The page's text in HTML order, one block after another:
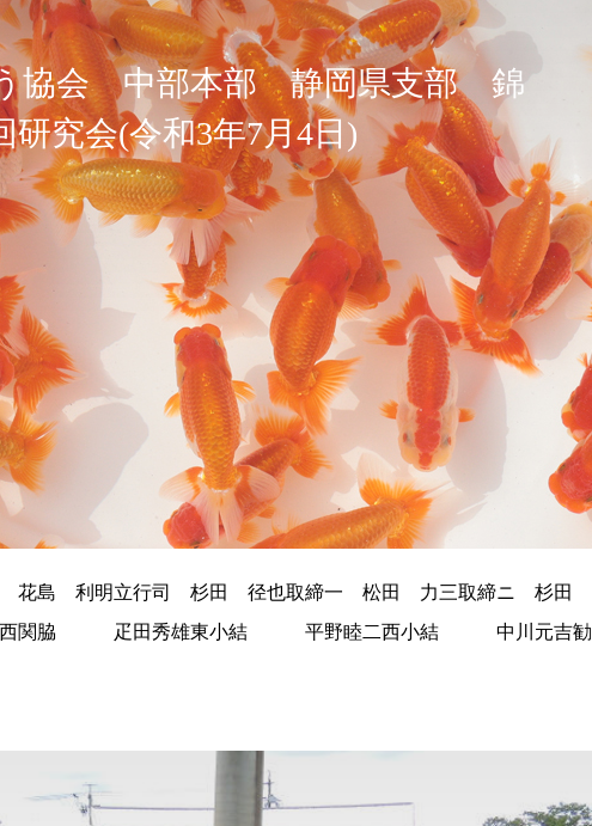
協会 中部本部 静岡県支部 錦
究会(令和3年7月4日)
花島 利明立行司 杉田 径也取締一 松田 力三取締ニ 杉田
関脇 疋田秀雄東小結 平野睦二西小結 中川元吉勧